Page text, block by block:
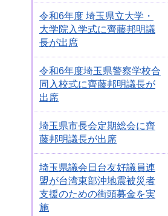
令和6年度 埼玉県立大学・
大学院入学式に齊藤邦明議
長が出席
令和6年度埼玉県警察学校合
同入校式に齊藤邦明議長が
出席
埼玉県市長会定期総会に齊
藤邦明議長が出席
埼玉県議会日台友好議員連
盟が台湾東部沖地震被災者
支援のための街頭募金を実
施